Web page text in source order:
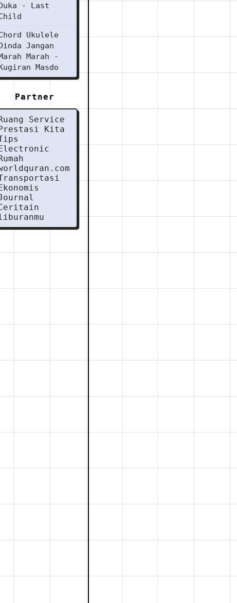
- Last
Ukulele
Jangan
Marah -
Masdo
Partner
Service
Kita